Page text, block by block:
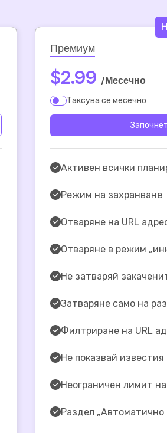
Премиум
$2.99 /Месечно
Таксува се месечно
Активен всички
Режим на захранване
Отваряне на URL
Отваряне в режим
Не затваряй
Затваряне само на
Филтриране на URL
Не показвай известия
Неограничен лимит
Раздел „Автоматично